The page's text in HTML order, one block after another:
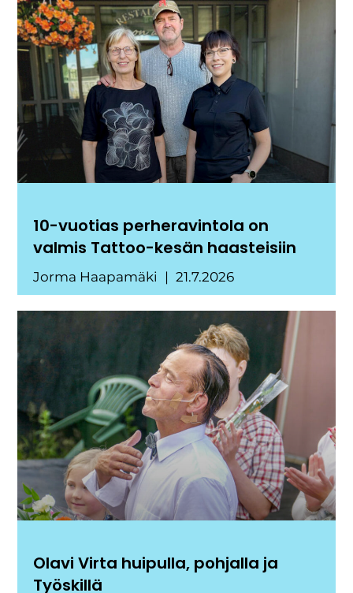
10-vuotias perheravintola on
valmis Tattoo-kesän haasteisiin
Jorma Haapamäki 21.7.2026
Olavi Virta huipulla, pohjalla ja
Työskillä